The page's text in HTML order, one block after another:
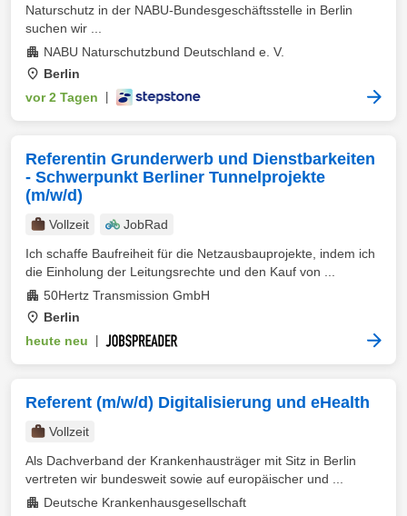
Naturschutz in der NABU-Bundesgeschäftsstelle in Berlin
suchen wir ...
NABU Naturschutzbund Deutschland e. V.
Berlin
vor 2 Tagen
Referentin Grunderwerb und Dienstbarkeiten
- Schwerpunkt Berliner Tunnelprojekte
(m/w/d)
Vollzeit
JobRad
Ich schaffe Baufreiheit für die Netzausbauprojekte, indem ich
die Einholung der Leitungsrechte und den Kauf von ...
50Hertz Transmission GmbH
Berlin
heute neu
Referent (m/w/d) Digitalisierung und eHealth
Vollzeit
Als Dachverband der Krankenhausträger mit Sitz in Berlin
vertreten wir bundesweit sowie auf europäischer und ...
Deutsche Krankenhausgesellschaft